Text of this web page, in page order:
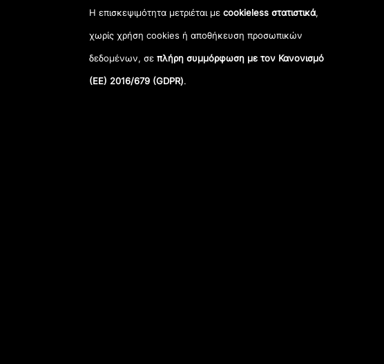
Η επισκεψιμότητα μετριέται μεcookieless στατιστικά,
χωρίς χρήση cookies ή αποθήκευση προσωπικών
δεδομένων, σεπλήρη συμμόρφωση με τον Κανονισμό
(ΕΕ) 2016/679 (GDPR).